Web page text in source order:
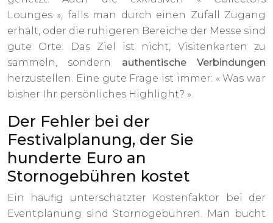
Lounges », falls man durch einen Zufall Zugang
erhält, oder die ruhigeren Bereiche der Messe sind
gute Orte. Das Ziel ist nicht, Visitenkarten zu
sammeln, sondern authentische Verbindungen
herzustellen. Eine gute Frage ist immer: « Was war
bisher Ihr persönliches Highlight? ».
Der Fehler bei der
Festivalplanung, der Sie
hunderte Euro an
Stornogebühren kostet
Ein häufig unterschätzter Kostenfaktor bei der
Eventplanung sind Stornogebühren. Man bucht